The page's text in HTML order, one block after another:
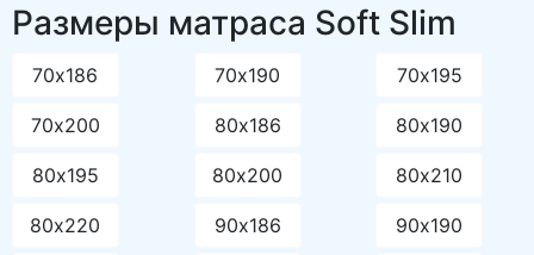
Размеры матраса Soft Slim
70х186 70х190 70х195
70х200 80х186 80х190
80х195 80х200 80х210
80х220 90х186 90х190